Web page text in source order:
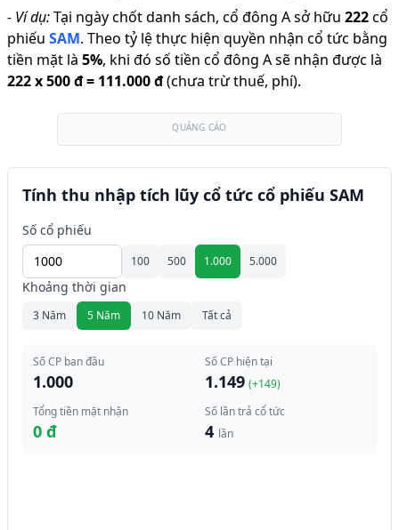
- Ví dụ:Tại ngày chốt danh sách, cổ đông A sở hữu 222cổ
phiếu SAM. Theo tỷ lệ thực hiện quyền nhận cổ tức bằng
tiền mặt là 5%, khi đó số tiền cổ đông A sẽ nhận được là
222x500 đ= 111.000 đ(chưa trừ thuế, phí).
QUẢNG CÁO
Tính thu nhập tích lũy cổ tức cổ phiếu SAM
Số cổ phiếu
100 500 1.000 5.000
Khoảng thời gian
3 Năm 5 Năm 10 Năm Tất cả
Số CP ban đầu
1.000
Số CP hiện tại
1.149 (+149)
Tổng tiền mặt nhận
0 đ
Số lần trả cổ tức
4 lần